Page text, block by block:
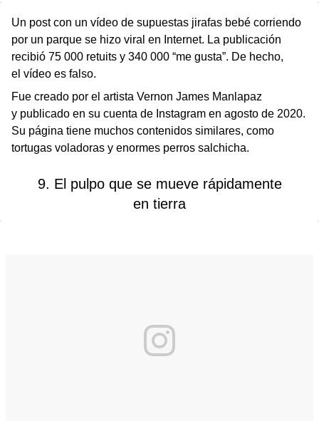
Un post con un vídeo de supuestas jirafas bebé corriendo
por un parque se hizo viral en Internet. La publicación
recibió 75 000 retuits y 340 000 “me gusta”. De hecho,
el vídeo es falso.
Fue creado por el artista Vernon James Manlapaz
y publicado en su cuenta de Instagram en agosto de 2020.
Su página tiene muchos contenidos similares, como
tortugas voladoras y enormes perros salchicha.
9. El pulpo que se mueve rápidamente
en tierra